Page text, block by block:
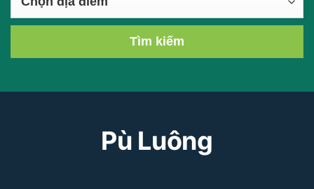
Tìm kiếm
Pù Luông